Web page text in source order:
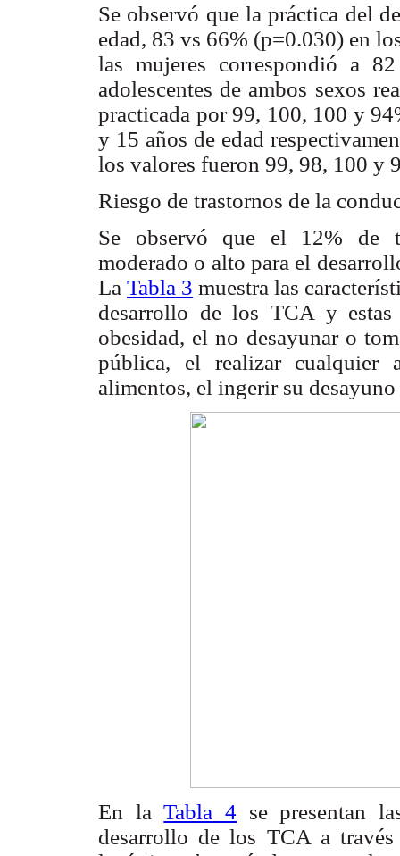
Se observó que la práctica del
edad, 83 vs 66% (p=0.030) en
las mujeres correspondió a
adolescentes de ambos sexos
practicada por 99, 100, 100 y
y 15 años de edad
los valores fueron 99, 98, 100 y
Riesgo de trastornos de la
Se observó que el 12% de
moderado o alto para el
LaTabla 3 muestra las
desarrollo de los TCA y
obesidad, el no desayunar o
pública, el realizar cualquier
alimentos, el ingerir su
En laTabla 4 se presentan
desarrollo de los TCA a